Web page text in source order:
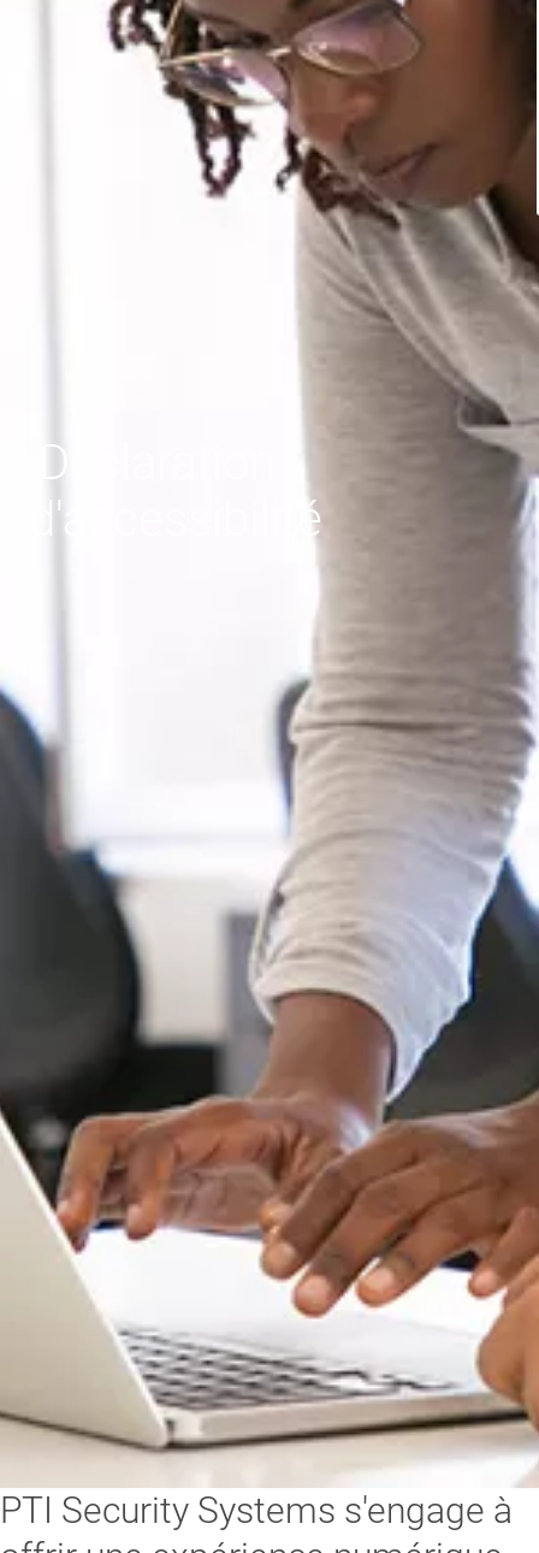
Déclaration
d'accessibilité
PTI Security Systems s'engage à